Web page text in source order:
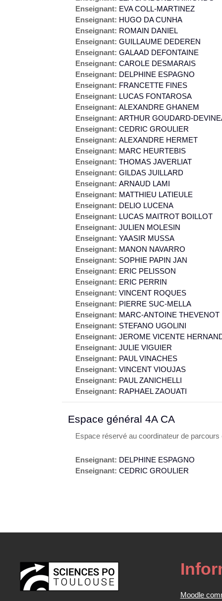
Enseignant: EVA COLL-MARTINEZ
Enseignant: HUGO DA CUNHA
Enseignant: ROMAIN DANIEL
Enseignant: GUILLAUME DEDEREN
Enseignant: GALAAD DEFONTAINE
Enseignant: CAROLE DESMARAIS
Enseignant: DELPHINE ESPAGNO
Enseignant: FRANCETTE FINES
Enseignant: LUCAS FONTAROSA
Enseignant: ALEXANDRE GHANEM
Enseignant: ARTHUR GOUDARD-
Enseignant: CEDRIC GROULIER
Enseignant: ALEXANDRE HERMET
Enseignant: MARC HEURTEBIS
Enseignant: THOMAS JAVERLIAT
Enseignant: GILDAS JUILLARD
Enseignant: ARNAUD LAMI
Enseignant: MATTHIEU LATIEULE
Enseignant: DELIO LUCENA
Enseignant: LUCAS MAITROT BOILLOT
Enseignant: JULIEN MOLESIN
Enseignant: YAASIR MUSSA
Enseignant: MANON NAVARRO
Enseignant: SOPHIE PAPIN JAN
Enseignant: ERIC PELISSON
Enseignant: ERIC PERRIN
Enseignant: VINCENT ROQUES
Enseignant: PIERRE SUC-MELLA
Enseignant: MARC-ANTOINE THEVENOT
Enseignant: STEFANO UGOLINI
Enseignant: JEROME VICENTE
Enseignant: JULIE VIGUIER
Enseignant: PAUL VINACHES
Enseignant: VINCENT VIOUJAS
Enseignant: PAUL ZANICHELLI
Enseignant: RAPHAEL ZAOUATI
Espace général 4A CA
Espace réservé au coordinateur de
Enseignant: DELPHINE ESPAGNO
Enseignant: CEDRIC GROULIER
Moodle